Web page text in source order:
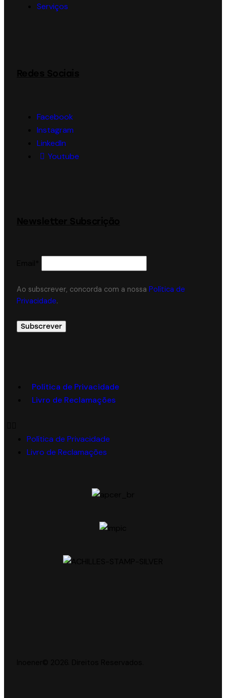
Serviços
Facebook
Instagram
LinkedIn
Youtube
Ao subscrever, concorda com a nossa Política de
Privacidade.
Política de Privacidade
Livro de Reclamações
Política de Privacidade
Livro de Reclamações